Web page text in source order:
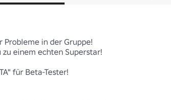
in der Gruppe!
einem echten Superstar!
für Beta-Tester!